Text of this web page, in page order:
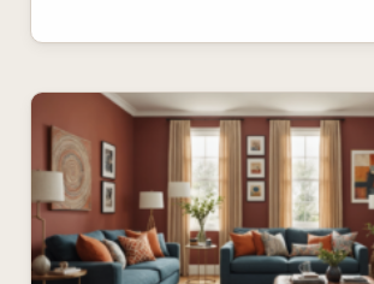
TABLEAU
UN
SALON
TROUVEZ
L’EMPLACEMENT
PARFAIT
MAINTENANT
!